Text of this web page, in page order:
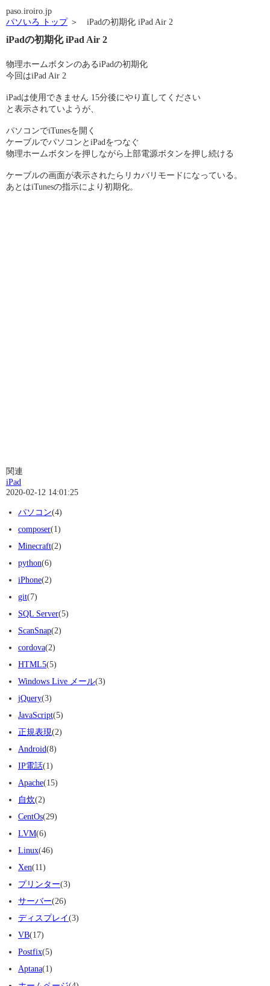
paso.iroiro.jp
パソいろ トップ＞ iPadの初期化 iPad Air 2
iPadの初期化 iPad Air 2
物理ホームボタンのあるiPadの初期化
今回はiPad Air 2
iPadは使用できません 15分後にやり直してください
と表示されていようが、
パソコンでiTunesを開く
ケーブルでパソコンとiPadをつなぐ
物理ホームボタンを押しながら上部電源ボタンを押し続ける
ケーブルの画面が表示されたらリカバリモードになっている。
あとはiTunesの指示により初期化。
関連
iPad
2020-02-12 14:01:25
パソコン(4)
composer(1)
Minecraft(2)
python(6)
iPhone(2)
git(7)
SQL Server(5)
ScanSnap(2)
cordova(2)
HTML5(5)
Windows Live メール(3)
jQuery(3)
JavaScript(5)
正規表現(2)
Android(8)
IP電話(1)
Apache(15)
自炊(2)
CentOs(29)
LVM(6)
Linux(46)
Xen(11)
プリンター(3)
サーバー(26)
ディスプレイ(3)
VB(17)
Postfix(5)
Aptana(1)